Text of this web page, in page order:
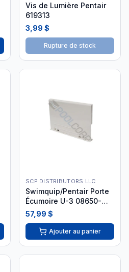
Vis de Lumière Pentair
619313
3,99 $
Rupture de stock
SCP DISTRIBUTORS LLC
Swimquip/Pentair Porte
Écumoire U-3 08650-
0022
57,99 $
Ajouter au panier